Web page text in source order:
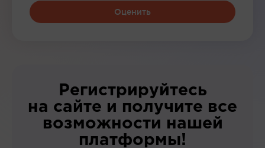
Оценить
Регистрируйтесь
на сайте и получите все
возможности нашей
платформы!